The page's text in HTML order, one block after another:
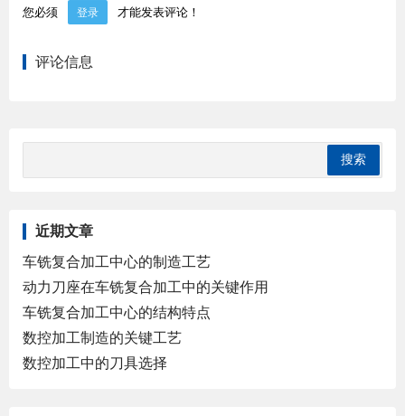
您必须 登录 才能发表评论！
评论信息
近期文章
车铣复合加工中心的制造工艺
动力刀座在车铣复合加工中的关键作用
车铣复合加工中心的结构特点
数控加工制造的关键工艺
数控加工中的刀具选择